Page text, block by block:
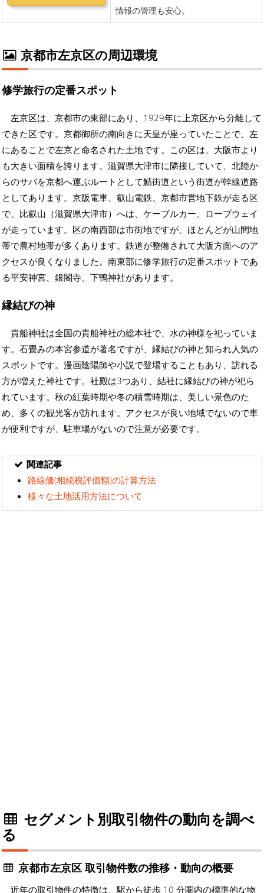
京都市左京区の周辺環境
修学旅行の定番スポット
左京区は、京都市の東部にあり、1929年に上京区から分離して
できた区です。京都御所の南向きに天皇が座っていたことで、左
にあることで左京と命名された土地です。この区は、大阪市より
も大きい面積を誇ります。滋賀県大津市に隣接していて、北陸か
らのサバを京都へ運ぶルートとして鯖街道という街道が幹線道路
としてあります。京阪電車、叡山電鉄、京都市営地下鉄が走る区
で、比叡山（滋賀県大津市）へは、ケーブルカー、ロープウェイ
が走っています。区の南西部は市街地ですが、ほとんどが山間地
帯で農村地帯が多くあります。鉄道が整備されて大阪方面へのア
クセスが良くなりました。南東部に修学旅行の定番スポットであ
る平安神宮、銀閣寺、下鴨神社があります。
縁結びの神
貴船神社は全国の貴船神社の総本社で、水の神様を祀っていま
す。石畳みの本宮参道が著名ですが、縁結びの神と知られ人気の
スポットです。漫画陰陽師や小説で登場することもあり、訪れる
方が増えた神社です。社殿は3つあり、結社に縁結びの神が祀ら
れています。秋の紅葉時期や冬の積雪時期は、美しい景色のた
め、多くの観光客が訪れます。アクセスが良い地域でないので車
が便利ですが、駐車場がないので注意が必要です。
関連記事
路線価(相続税評価額)の計算方法
様々な土地活用方法について
セグメント別取引物件の動向を調べ
る
京都市左京区 取引物件数の推移・動向の概要
近年の取引物件の特徴は、駅から徒歩 10 分圏内の標準的な物